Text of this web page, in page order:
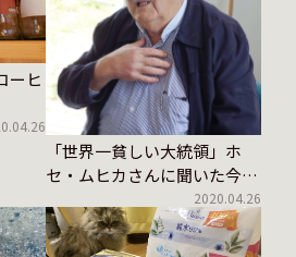
ーヒ
「世界一貧しい大統領」ホ
セ・ムヒカさんに聞いた今、
世界、福島とエネルギー｜
Vol.1
2020.04.26